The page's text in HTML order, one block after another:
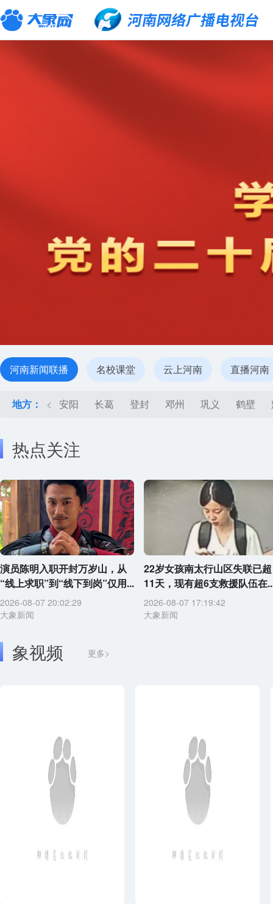
河南新闻联播 名校课堂 云上河南 直播河南
地方： < 安阳 长葛 登封 邓州 巩义 鹤壁
热点关注
演员陈明入职开封万岁山，从
“线上求职”到“线下到岗”仅用...
2026-08-07 20:02:29
大象新闻
22岁女孩南太行山区失联已超
11天，现有超6支救援队伍在
2026-08-07 17:19:42
大象新闻
象视频 更多>